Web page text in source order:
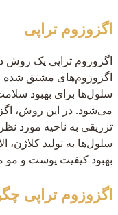
اگزوزوم تراپی
اگزوزوم تراپی یک روش
اگزوزوم‌های مشتق شده
سلول‌ها برای بهبود
می‌شود. در این روش،
تزریقی به ناحیه مورد
سلول‌ها به تولید کلاژن،
بهبود کیفیت پوست و مو
اگزوزوم تراپی